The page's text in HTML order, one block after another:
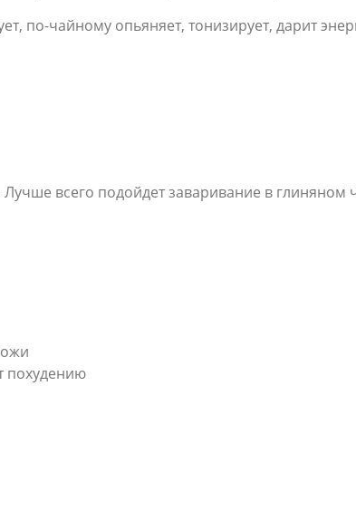
по-чайному опьяняет, тонизирует, дарит
всего подойдет заваривание в
похудению